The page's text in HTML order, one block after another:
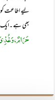
لیے اطاعت
بھی ہے ۔ایک
حَرَامٌ،